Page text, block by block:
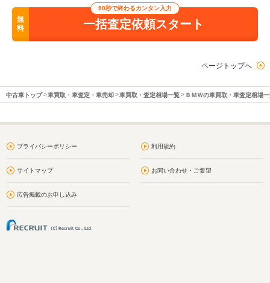
無
料
90秒で終わるカンタン入力
一括査定依頼スタート
ページトップへ
中古車トップ 車買取・車査定・車売却 車買取・査定相場一覧 ＢＭＷの車買取・車査定相場
プライバシーポリシー 利用規約
サイトマップ お問い合わせ・ご要望
広告掲載のお申し込み